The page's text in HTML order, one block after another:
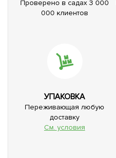
Проверено в садах 3 000
000 клиентов
УПАКОВКА
Переживающая любую
доставку
См. условия